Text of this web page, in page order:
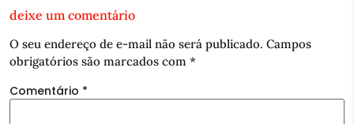
deixe um comentário
O seu endereço de e-mail não será publicado. Campos
obrigatórios são marcados com *
Comentário *